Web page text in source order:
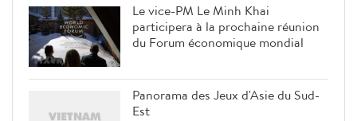
Le vice-PM Le Minh Khai
participera à la prochaine réunion
du Forum économique mondial
Panorama des Jeux d'Asie du Sud-
Est